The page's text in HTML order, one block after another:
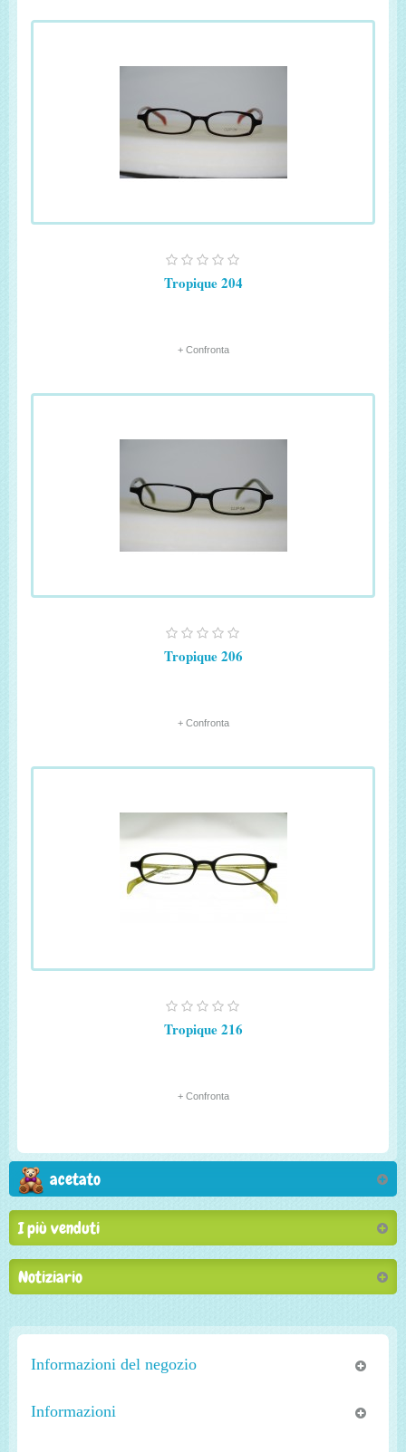
Tropique 204
+ Confronta
Tropique 206
+ Confronta
Tropique 216
+ Confronta
acetato
I più venduti
Notiziario
Informazioni del negozio
Informazioni